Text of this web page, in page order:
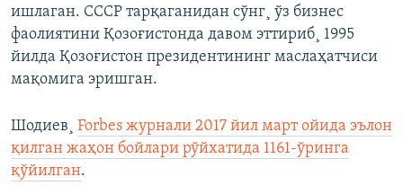
ишлаган. СССР тарқаганидан сўнг¸ ўз бизнес
фаолиятини Қозоғистонда давом эттириб¸ 1995
йилда Қозоғистон президентининг маслаҳатчиси
мақомига эришган.​
Шодиев¸ Forbes журнали 2017 йил март ойида эълон
қилган жаҳон бойлари рўйхатида 1161-ўринга
қўйилган.